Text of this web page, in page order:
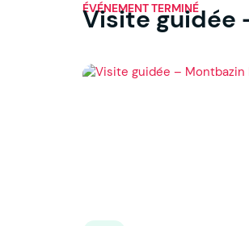
ÉVÉNEMENT TERMINÉ
Visite guidée